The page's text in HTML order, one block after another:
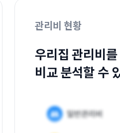
관리비 현황
우리집 관리비
비교 분석할 수